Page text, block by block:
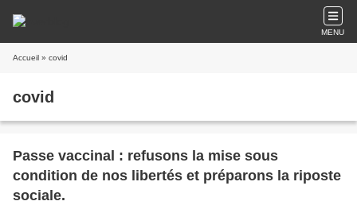
MENU
Accueil » covid
covid
Passe vaccinal : refusons la mise sous
condition de nos libertés et préparons la riposte
sociale.